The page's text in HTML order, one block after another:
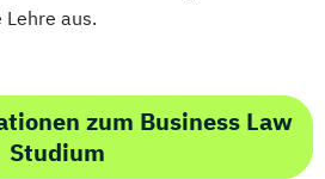
aus.
zum Business Law
Studium